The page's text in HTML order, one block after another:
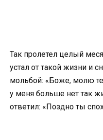
Так пролетел целый
устал от такой жизни и
мольбой: «Боже, молю
у меня больше нет так
ответил: «Поздно ты